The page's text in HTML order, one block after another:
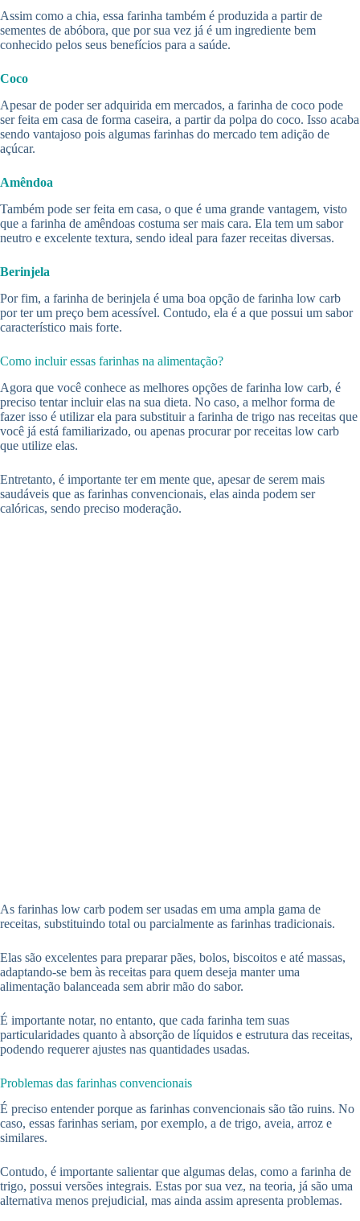
Assim como a chia, essa farinha também é produzida a partir de
sementes de abóbora, que por sua vez já é um ingrediente bem
conhecido pelos seus benefícios para a saúde.
Coco
Apesar de poder ser adquirida em mercados, a farinha de coco pode
ser feita em casa de forma caseira, a partir da polpa do coco. Isso acaba
sendo vantajoso pois algumas farinhas do mercado tem adição de
açúcar.
Amêndoa
Também pode ser feita em casa, o que é uma grande vantagem, visto
que a farinha de amêndoas costuma ser mais cara. Ela tem um sabor
neutro e excelente textura, sendo ideal para fazer receitas diversas.
Berinjela
Por fim, a farinha de berinjela é uma boa opção de farinha low carb
por ter um preço bem acessível. Contudo, ela é a que possui um sabor
característico mais forte.
Como incluir essas farinhas na alimentação?
Agora que você conhece as melhores opções de farinha low carb, é
preciso tentar incluir elas na sua dieta. No caso, a melhor forma de
fazer isso é utilizar ela para substituir a farinha de trigo nas receitas que
você já está familiarizado, ou apenas procurar por receitas low carb
que utilize elas.
Entretanto, é importante ter em mente que, apesar de serem mais
saudáveis que as farinhas convencionais, elas ainda podem ser
calóricas, sendo preciso moderação.
As farinhas low carb podem ser usadas em uma ampla gama de
receitas, substituindo total ou parcialmente as farinhas tradicionais.
Elas são excelentes para preparar pães, bolos, biscoitos e até massas,
adaptando-se bem às receitas para quem deseja manter uma
alimentação balanceada sem abrir mão do sabor.
É importante notar, no entanto, que cada farinha tem suas
particularidades quanto à absorção de líquidos e estrutura das receitas,
podendo requerer ajustes nas quantidades usadas.
Problemas das farinhas convencionais
É preciso entender porque as farinhas convencionais são tão ruins. No
caso, essas farinhas seriam, por exemplo, a de trigo, aveia, arroz e
similares.
Contudo, é importante salientar que algumas delas, como a farinha de
trigo, possui versões integrais. Estas por sua vez, na teoria, já são uma
alternativa menos prejudicial, mas ainda assim apresenta problemas.